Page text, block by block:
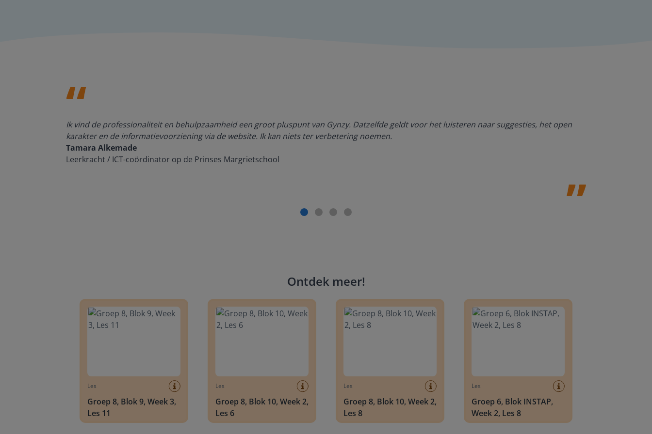
Ik vind de professionaliteit en behulpzaamheid een groot pluspunt van Gynzy. Datzelfde geldt voor het luisteren naar suggesties, het open
karakter en de informatievoorziening via de website. Ik kan niets ter verbetering noemen.
Tamara Alkemade
Leerkracht / ICT-coördinator op de Prinses Margrietschool
Ontdek meer!
Les
Groep 8, Blok 9, Week 3,
Les 11
Les
Groep 8, Blok 10, Week 2,
Les 6
Les
Groep 8, Blok 10, Week 2,
Les 8
Les
Groep 6, Blok INSTAP,
Week 2, Les 8